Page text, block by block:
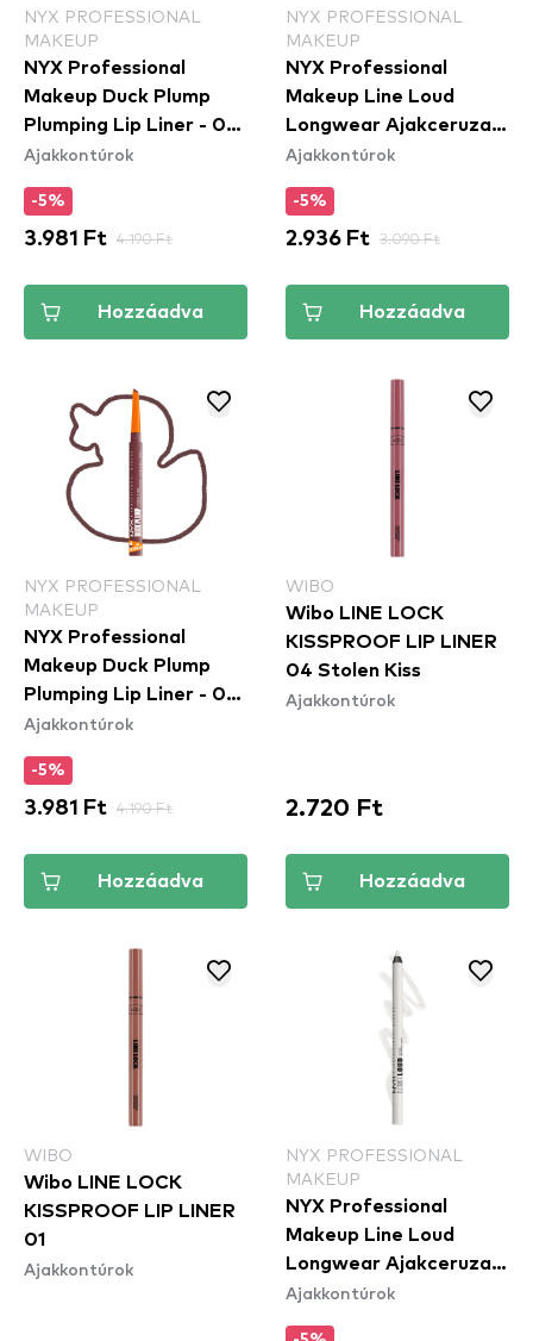
NYX PROFESSIONAL
MAKEUP
NYX Professional
Makeup Duck Plump
Plumping Lip Liner - 01
Ducking Clear
Ajakkontúrok
-5%
3.981 Ft 4.190 Ft
Hozzáadva
NYX PROFESSIONAL
MAKEUP
NYX Professional
Makeup Line Loud
Longwear Ajakceruza -
Daring Damsel
Ajakkontúrok
-5%
2.936 Ft 3.090 Ft
Hozzáadva
NYX PROFESSIONAL
MAKEUP
NYX Professional
Makeup Duck Plump
Plumping Lip Liner - 04
Fill Em' In
Ajakkontúrok
-5%
3.981 Ft 4.190 Ft
Hozzáadva
WIBO
Wibo LINE LOCK
KISSPROOF LIP LINER
04 Stolen Kiss
Ajakkontúrok
2.720 Ft
Hozzáadva
WIBO
Wibo LINE LOCK
KISSPROOF LIP LINER
01
Ajakkontúrok
NYX PROFESSIONAL
MAKEUP
NYX Professional
Makeup Line Loud
Longwear Ajakceruza -
Gimme Drama
Ajakkontúrok